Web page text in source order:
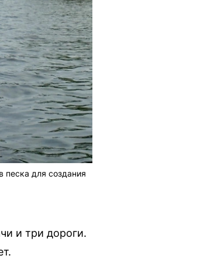
для создания
и три дороги.